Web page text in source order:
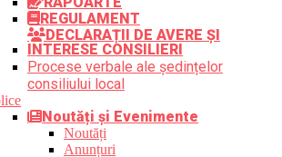
REGULAMENT
DECLARAȚII DE AVERE ȘI
INTERESE CONSILIERI
Procese verbale ale ședințelor
consiliului local
Noutăți și Evenimente
Noutăți
Anunțuri